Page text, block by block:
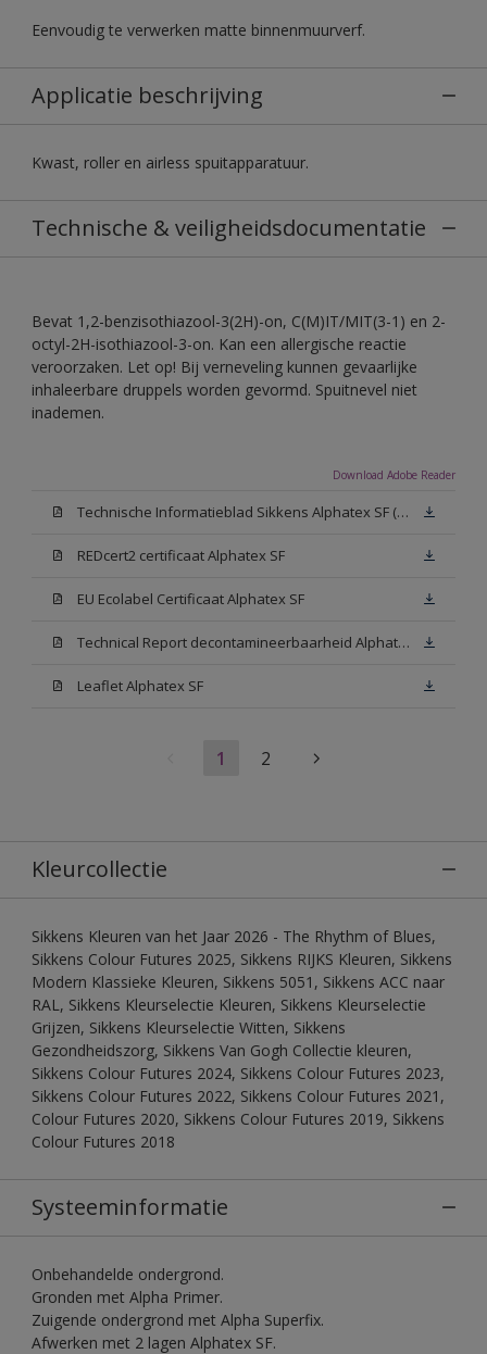
Eenvoudig te verwerken matte binnenmuurverf.
Applicatie beschrijving
Kwast, roller en airless spuitapparatuur.
Technische & veiligheidsdocumentatie
Bevat 1,2-benzisothiazool-3(2H)-on, C(M)IT/MIT(3-1) en 2-
octyl-2H-isothiazool-3-on. Kan een allergische reactie
veroorzaken. Let op! Bij verneveling kunnen gevaarlijke
inhaleerbare druppels worden gevormd. Spuitnevel niet
inademen.
Download Adobe Reader
Technische Informatieblad Sikkens Alphatex SF (PDF)
REDcert2 certificaat Alphatex SF
EU Ecolabel Certificaat Alphatex SF
Technical Report decontamineerbaarheid Alphatex SF
Leaflet Alphatex SF
1 2
Kleurcollectie
Sikkens Kleuren van het Jaar 2026 - The Rhythm of Blues,
Sikkens Colour Futures 2025, Sikkens RIJKS Kleuren, Sikkens
Modern Klassieke Kleuren, Sikkens 5051, Sikkens ACC naar
RAL, Sikkens Kleurselectie Kleuren, Sikkens Kleurselectie
Grijzen, Sikkens Kleurselectie Witten, Sikkens
Gezondheidszorg, Sikkens Van Gogh Collectie kleuren,
Sikkens Colour Futures 2024, Sikkens Colour Futures 2023,
Sikkens Colour Futures 2022, Sikkens Colour Futures 2021,
Colour Futures 2020, Sikkens Colour Futures 2019, Sikkens
Colour Futures 2018
Systeeminformatie
Onbehandelde ondergrond.
Gronden met Alpha Primer.
Zuigende ondergrond met Alpha Superfix.
Afwerken met 2 lagen Alphatex SF.